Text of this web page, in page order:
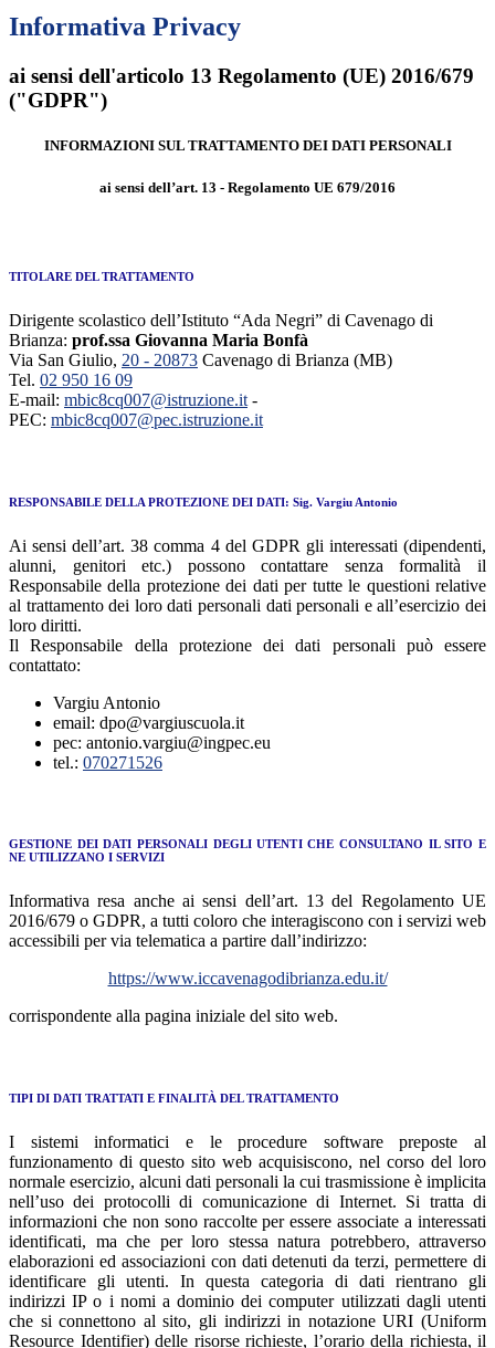
Informativa Privacy
ai sensi dell'articolo 13 Regolamento (UE) 2016/679
("GDPR")
INFORMAZIONI SUL TRATTAMENTO DEI DATI PERSONALI
ai sensi dell’art. 13 - Regolamento UE 679/2016
TITOLARE DEL TRATTAMENTO
Dirigente scolastico dell’Istituto “Ada Negri” di Cavenago di
Brianza: prof.ssa Giovanna Maria Bonfà
Via San Giulio, 20 - 20873 Cavenago di Brianza (MB)
Tel. 02 950 16 09
E-mail: mbic8cq007@istruzione.it -
PEC: mbic8cq007@pec.istruzione.it
RESPONSABILE DELLA PROTEZIONE DEI DATI: Sig. Vargiu Antonio
Ai sensi dell’art. 38 comma 4 del GDPR gli interessati (dipendenti,
alunni, genitori etc.) possono contattare senza formalità il
Responsabile della protezione dei dati per tutte le questioni relative
al trattamento dei loro dati personali dati personali e all’esercizio dei
loro diritti.
Il Responsabile della protezione dei dati personali può essere
contattato:
Vargiu Antonio
email: dpo@vargiuscuola.it
pec: antonio.vargiu@ingpec.eu
tel.: 070271526
GESTIONE DEI DATI PERSONALI DEGLI UTENTI CHE CONSULTANO IL SITO E
NE UTILIZZANO I SERVIZI
Informativa resa anche ai sensi dell’art. 13 del Regolamento UE
2016/679 o GDPR, a tutti coloro che interagiscono con i servizi web
accessibili per via telematica a partire dall’indirizzo:
https://www.iccavenagodibrianza.edu.it/
corrispondente alla pagina iniziale del sito web.
TIPI DI DATI TRATTATI E FINALITÀ DEL TRATTAMENTO
I sistemi informatici e le procedure software preposte al
funzionamento di questo sito web acquisiscono, nel corso del loro
normale esercizio, alcuni dati personali la cui trasmissione è implicita
nell’uso dei protocolli di comunicazione di Internet. Si tratta di
informazioni che non sono raccolte per essere associate a interessati
identificati, ma che per loro stessa natura potrebbero, attraverso
elaborazioni ed associazioni con dati detenuti da terzi, permettere di
identificare gli utenti. In questa categoria di dati rientrano gli
indirizzi IP o i nomi a dominio dei computer utilizzati dagli utenti
che si connettono al sito, gli indirizzi in notazione URI (Uniform
Resource Identifier) delle risorse richieste, l’orario della richiesta, il